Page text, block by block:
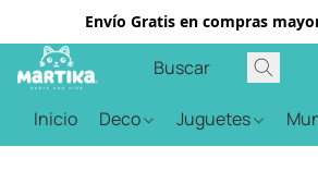
Envío Gratis en compras
Inicio Deco Juguetes